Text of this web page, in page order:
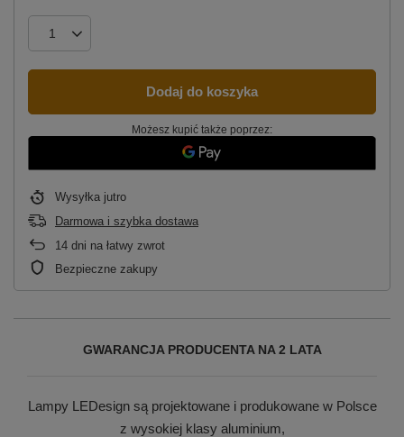
Dodaj do koszyka
Możesz kupić także poprzez:
Wysyłka jutro
Darmowa i szybka dostawa
14 dni na łatwy zwrot
Bezpieczne zakupy
GWARANCJA PRODUCENTA NA 2 LATA
Lampy LEDesign są projektowane i produkowane w Polsce
z wysokiej klasy aluminium,